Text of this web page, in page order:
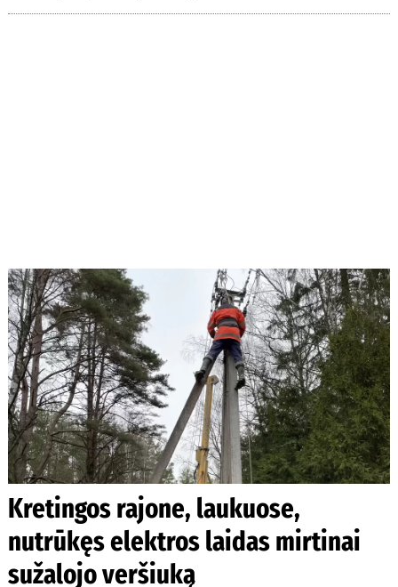
Kretingos rajone, laukuose,
nutrūkęs elektros laidas mirtinai
sužalojo veršiuką